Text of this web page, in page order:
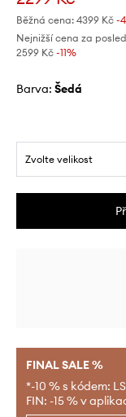
Běžná cena: 4399 Kč -
Nejnižší cena za
2599 Kč -11%
Barva: šedá
Zvolte velikost
FINAL SALE %
*-10 % s kódem:
FIN: -15 % v